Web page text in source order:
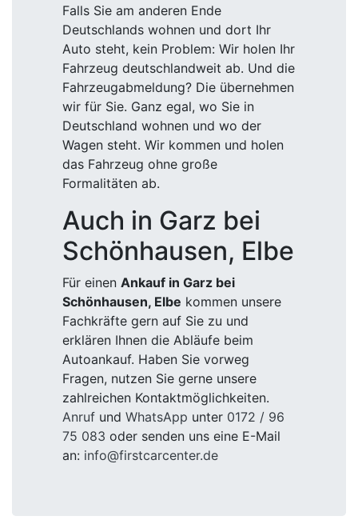
Falls Sie am anderen Ende
Deutschlands wohnen und dort Ihr
Auto steht, kein Problem: Wir holen Ihr
Fahrzeug deutschlandweit ab. Und die
Fahrzeugabmeldung? Die übernehmen
wir für Sie. Ganz egal, wo Sie in
Deutschland wohnen und wo der
Wagen steht. Wir kommen und holen
das Fahrzeug ohne große
Formalitäten ab.
Auch in Garz bei
Schönhausen, Elbe
Für einen Ankauf in Garz bei
Schönhausen, Elbe kommen unsere
Fachkräfte gern auf Sie zu und
erklären Ihnen die Abläufe beim
Autoankauf. Haben Sie vorweg
Fragen, nutzen Sie gerne unsere
zahlreichen Kontaktmöglichkeiten.
Anruf und WhatsApp unter 0172 / 96
75 083 oder senden uns eine E-Mail
an: info@firstcarcenter.de